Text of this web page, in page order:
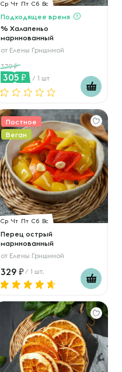
Ср Чт Пт Сб Вс
Подходящее время
% Халапеньо
маринованный
от Елены Гришиной
379
305 / 1 шт
Постное
Веган
Ср Чт Пт Сб Вс
Перец острый
маринованный
от Елены Гришиной
329 / 1 шт.